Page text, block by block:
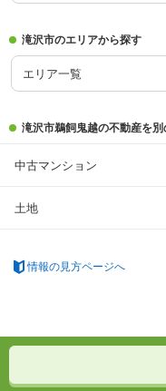
滝沢市のエリアから探す
エリア一覧
滝沢市鵜飼鬼越の不動産を
中古マンション
土地
情報の見方ページへ